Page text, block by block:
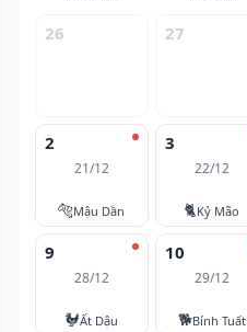
26 27
2
21/12
🐅Mậu Dần
3
22/12
🐈Kỷ Mão
9
28/12
🐓Ất Dậu
10
29/12
🐕Bính Tuất